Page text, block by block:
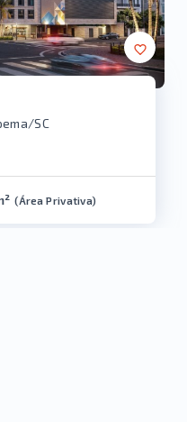
SC
(Área Privativa)